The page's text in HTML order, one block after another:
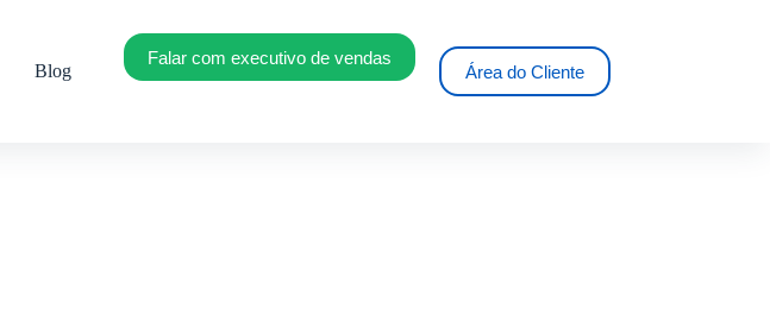
Blog
Falar com executivo de vendas
Área do Cliente